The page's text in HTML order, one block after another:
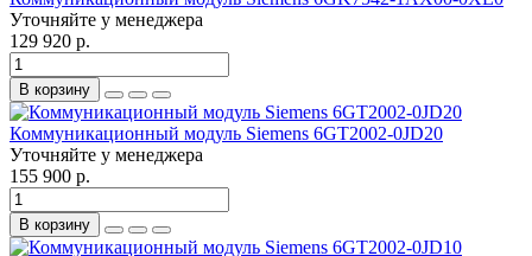
Уточняйте у менеджера
129 920 р.
В корзину
Коммуникационный модуль Siemens 6GT2002-0JD20
Уточняйте у менеджера
155 900 р.
В корзину